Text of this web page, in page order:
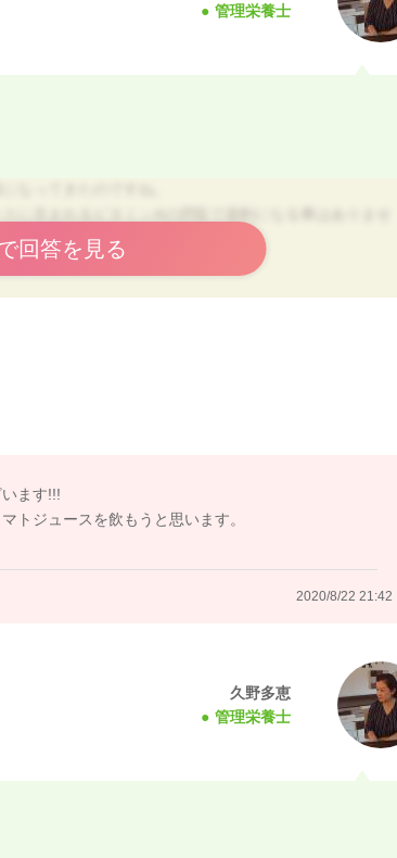
管理栄養士
分は排出される植物性のβカロテンになります。
ンＡ(レチノール)過剰摂取に繋がる為、１～2週間に1
(βカロテン)は、食事から摂りすぎるという事は考えに
、皮膚の粘膜が弱くなってしまい、感染症にかかるリ
摂ってはいけないものではありませんので、牛乳や
ありますので、食事から得られる塩分を加えると、１
A過剰は心配しなくても良いですが、エネルギーや塩分
回答を見る
ます!!!
トジュースを飲もうと思います。
2020/8/22 21:42
久野多恵
管理栄養士